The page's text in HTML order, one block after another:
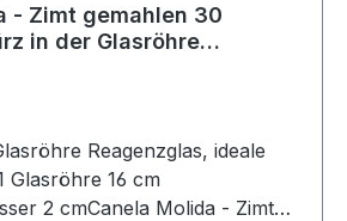
- Zimt gemahlen 30
in der Glasröhre
Reagenzglas, ideale
Glasröhre 16 cm
2 cmCanela Molida - Zimt